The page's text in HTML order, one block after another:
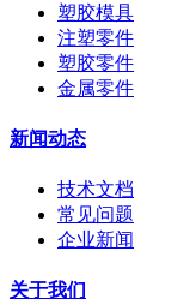
塑胶模具
注塑零件
塑胶零件
金属零件
新闻动态
技术文档
常见问题
企业新闻
关于我们